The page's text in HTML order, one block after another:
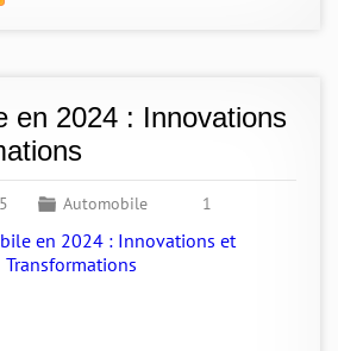
en 2024 : Innovations
Automobile 1